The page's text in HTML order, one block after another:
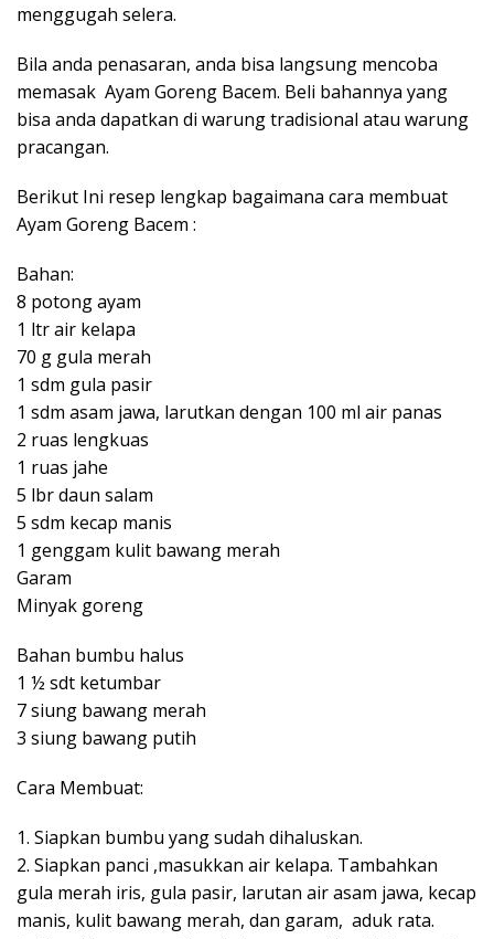
menggugah selera.
Bila anda penasaran, anda bisa langsung mencoba
memasak Ayam Goreng Bacem. Beli bahannya yang
bisa anda dapatkan di warung tradisional atau warung
pracangan.
Berikut Ini resep lengkap bagaimana cara membuat
Ayam Goreng Bacem :
Bahan:
8 potong ayam
1 ltr air kelapa
70 g gula merah
1 sdm gula pasir
1 sdm asam jawa, larutkan dengan 100 ml air panas
2 ruas lengkuas
1 ruas jahe
5 lbr daun salam
5 sdm kecap manis
1 genggam kulit bawang merah
Garam
Minyak goreng
Bahan bumbu halus
1 ½ sdt ketumbar
7 siung bawang merah
3 siung bawang putih
Cara Membuat:
1. Siapkan bumbu yang sudah dihaluskan.
2. Siapkan panci ,masukkan air kelapa. Tambahkan
gula merah iris, gula pasir, larutan air asam jawa, kecap
manis, kulit bawang merah, dan garam, aduk rata.